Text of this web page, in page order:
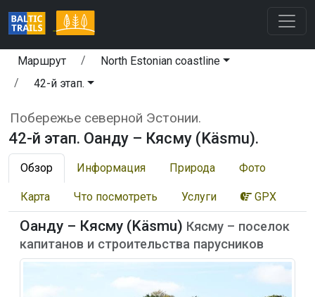
Маршрут
North Estonian coastline
42-й этап.
Побережье северной Эстонии.
42-й этап. Оанду – Кясму (Käsmu).
Обзор Информация Природа Фото
Карта Что посмотреть Услуги GPX
Оанду – Кясму (Käsmu) Кясму – поселок
капитанов и строительства парусников